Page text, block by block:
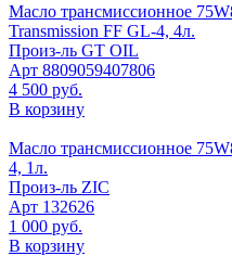
Масло трансмиссионное
Transmission FF GL-4, 4л.
Произ-ль GT OIL
Арт 8809059407806
4 500 руб.
В корзину
Масло трансмиссионное
4, 1л.
Произ-ль ZIC
Арт 132626
1 000 руб.
В корзину